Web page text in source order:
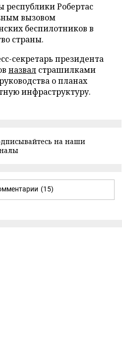
Робертас
вызовом
беспилотников в
страны.
секретарь президента
назвал страшилками
о планах
инфраструктуру.
на наши
(15)